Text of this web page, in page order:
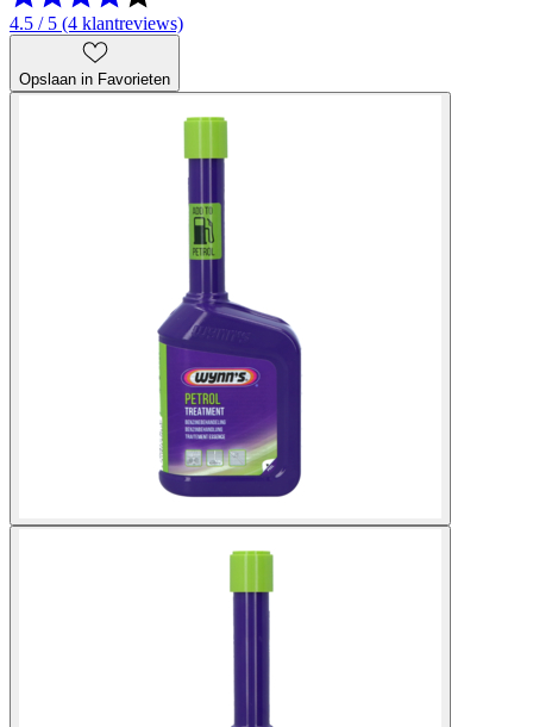
4.5 / 5 (4 klantreviews)
Opslaan in Favorieten